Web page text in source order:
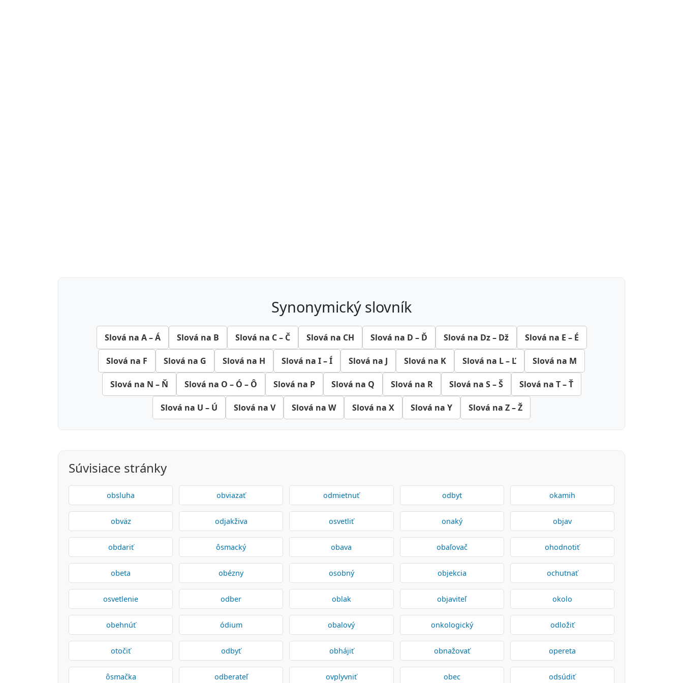
synonymický slovník
Slová na A – Á Slová na B Slová na C – Č Slová na CH Slová na D – Ď Slová na Dz – Dž Slová na E – É
Slová na F Slová na G Slová na H Slová na I – Í Slová na J Slová na K Slová na L – Ľ Slová na M
Slová na N – Ň Slová na O – Ó – Ô Slová na P Slová na Q Slová na R Slová na S – Š Slová na T – Ť
Slová na U – Ú Slová na V Slová na W Slová na X Slová na Y Slová na Z – Ž
Súvisiace stránky
obsluha obviazať odmietnuť odbyt okamih
obväz odjakživa osvetliť onaký objav
obdariť ôsmacký obava obaľovač ohodnotiť
obeta obézny osobný objekcia ochutnať
osvetlenie odber oblak objaviteľ okolo
obehnúť ódium obalový onkologický odložiť
otočiť odbyť obhájiť obnažovať opereta
ôsmačka odberateľ ovplyvniť obec odsúdiť